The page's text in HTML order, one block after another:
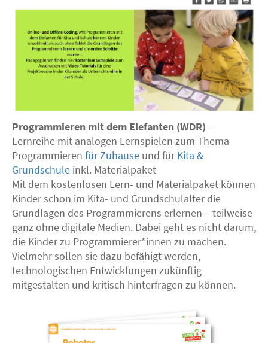
Programmieren mit dem Elefanten (WDR) –
Lernreihe mit analogen Lernspielen zum Thema
Programmieren für Zuhause und fürKita &
Grundschule inkl. Materialpaket
Mit dem kostenlosen Lern- und Materialpaket können
Kinder schon im Kita- und Grundschulalter die
Grundlagen des Programmierens erlernen – teilweise
ganz ohne digitale Medien. Dabei geht es nicht darum,
die Kinder zu Programmierer*innen zu machen.
Vielmehr sollen sie dazu befähigt werden,
technologischen Entwicklungen zukünftig
mitgestalten und kritisch hinterfragen zu können.